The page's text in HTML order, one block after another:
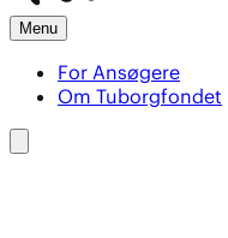
Menu
For Ansøgere
Om Tuborgfondet